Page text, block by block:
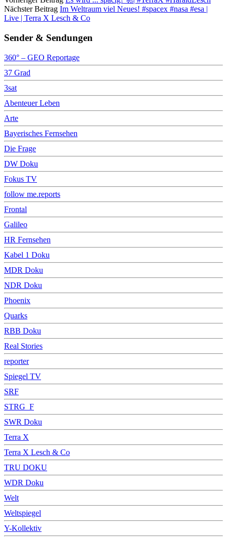
Nächster Beitrag Im Weltraum viel Neues! #spacex #nasa #esa |
Live | Terra X Lesch & Co
Sender & Sendungen
360° – GEO Reportage
37 Grad
3sat
Abenteuer Leben
Arte
Bayerisches Fernsehen
Die Frage
DW Doku
Fokus TV
follow me.reports
Frontal
Galileo
HR Fernsehen
Kabel 1 Doku
MDR Doku
NDR Doku
Phoenix
Quarks
RBB Doku
Real Stories
reporter
Spiegel TV
SRF
STRG_F
SWR Doku
Terra X
Terra X Lesch & Co
TRU DOKU
WDR Doku
Welt
Weltspiegel
Y-Kollektiv